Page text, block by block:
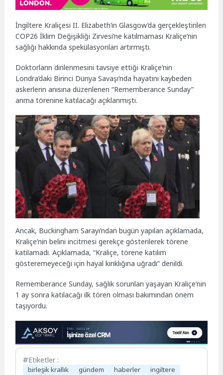
İngiltere Kraliçesi II. Elizabeth’in Glasgow’da gerçekleştirilen
COP26 İklim Değişikliği Zirvesi’ne katılmaması Kraliçe’nin
sağlığı hakkında spekülasyonları artırmıştı.
Doktorların dinlenmesini tavsiye ettiği Kraliçe’nin
Londra’daki Birinci Dünya Savaşı’nda hayatını kaybeden
askerlerin anısına düzenlenen “Rememberance Sunday”
anma törenine katılacağı açıklanmıştı.
Ancak, Buckingham Sarayı’ndan bugün yapılan açıklamada,
Kraliçe’nin belini incitmesi gerekçe gösterilerek törene
katılamadı. Açıklamada, “Kraliçe, törene katılım
gösteremeyeceği için hayal kırıklığına uğradı” denildi.
Rememberance Sunday, sağlık sorunları yaşayan Kraliçe’nin
1 ay sonra katılacağı ilk tören olması bakımından önem
taşıyordu.
Etiketler :
birleşik krallık gündem haberler
ingiltere